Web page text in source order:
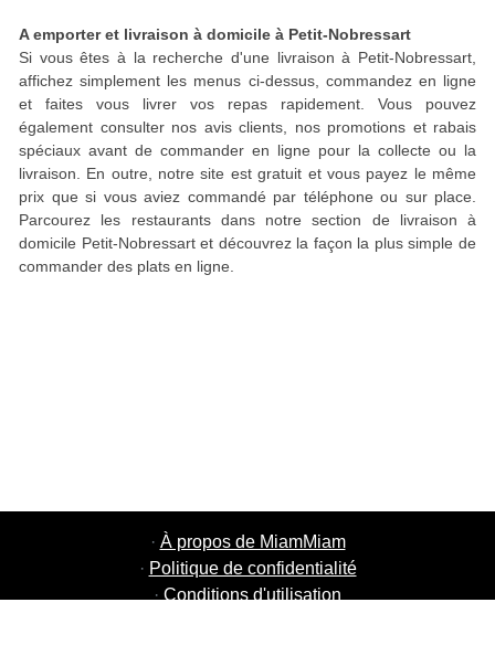
A emporter et livraison à domicile à Petit-Nobressart
Si vous êtes à la recherche d'une livraison à Petit-Nobressart,
affichez simplement les menus ci-dessus, commandez en ligne
et faites vous livrer vos repas rapidement. Vous pouvez
également consulter nos avis clients, nos promotions et rabais
spéciaux avant de commander en ligne pour la collecte ou la
livraison. En outre, notre site est gratuit et vous payez le même
prix que si vous aviez commandé par téléphone ou sur place.
Parcourez les restaurants dans notre section de livraison à
domicile Petit-Nobressart et découvrez la façon la plus simple de
commander des plats en ligne.
· À propos de MiamMiam
· Politique de confidentialité
· Conditions d'utilisation